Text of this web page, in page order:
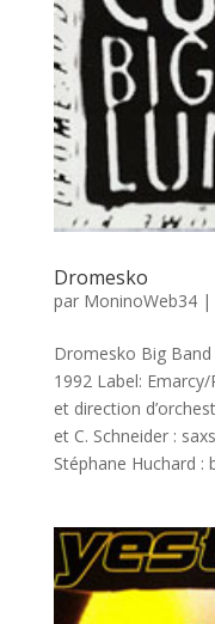
Dromesko
par MoninoWeb34|
Dromesko Big
1992 Label:
et direction
et C. Schneider :
Stéphane Huchard :